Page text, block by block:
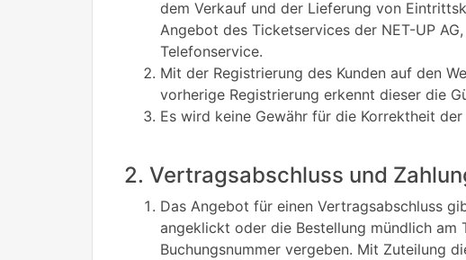
dem Verkauf und der Lieferung von
Angebot des Ticketservices der NET-UP
Telefonservice.
Mit der Registrierung des Kunden auf den
vorherige Registrierung erkennt dieser die
Es wird keine Gewähr für die Korrektheit
2. Vertragsabschluss und
Das Angebot für einen Vertragsabschluss
angeklickt oder die Bestellung mündlich
Buchungsnummer vergeben. Mit Zuteilung